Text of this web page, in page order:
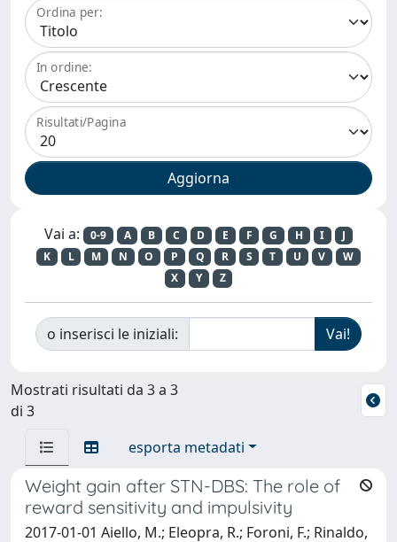
Ordina per:
In ordine:
Risultati/Pagina
Vai a: 0-9 A B C D E F G H I
J
K
L M N O P Q R S T U V
W
X
Y Z
o inserisci le iniziali:
Mostrati risultati da 3 a 3
di 3
esporta metadati
Weight gain after STN-DBS: The role of
reward sensitivity and impulsivity
2017-01-01 Aiello, M.; Eleopra, R.; Foroni, F.; Rinaldo,